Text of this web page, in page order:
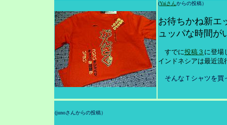
(Yaiさんからの投稿）
お待ちかね新
ュッパな時間が
すでに投稿３ に登場
インドネシアは最近流
そんなＴシャツを買
(junoさんからの投稿）